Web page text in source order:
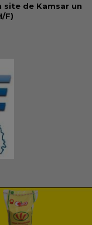
site de Kamsar un
F)